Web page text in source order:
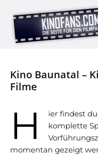
Kino Baunatal –
Filme
H
ier findest
komplette
momentan gezeigt